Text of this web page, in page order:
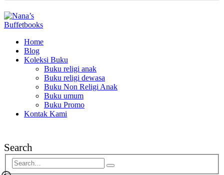
Home
Blog
Koleksi Buku
Buku religi anak
Buku religi dewasa
Buku Non Religi Anak
Buku umum
Buku Promo
Kontak Kami
Search